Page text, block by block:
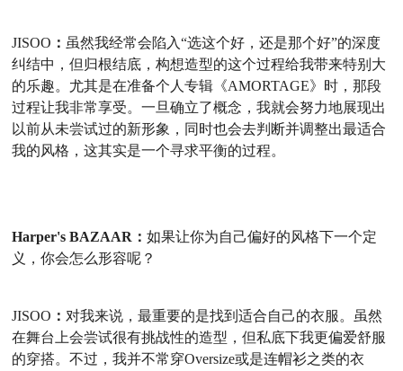
JISOO ： 虽然我经常会陷入“选这个好，还是那个好”的深度
纠结中，但归根结底，构想造型的这个过程给我带来特别大
的乐趣。尤其是在准备个人专辑《AMORTAGE》时，那段
过程让我非常享受。一旦确立了概念，我就会努力地展现出
以前从未尝试过的新形象，同时也会去判断并调整出最适合
我的风格，这其实是一个寻求平衡的过程。
Harper's BAZAAR：如果让你为自己偏好的风格下一个定
义，你会怎么形容呢？
JISOO ： 对我来说，最重要的是找到适合自己的衣服。虽然
在舞台上会尝试很有挑战性的造型，但私底下我更偏爱舒服
的穿搭。不过，我并不常穿Oversize或是连帽衫之类的衣